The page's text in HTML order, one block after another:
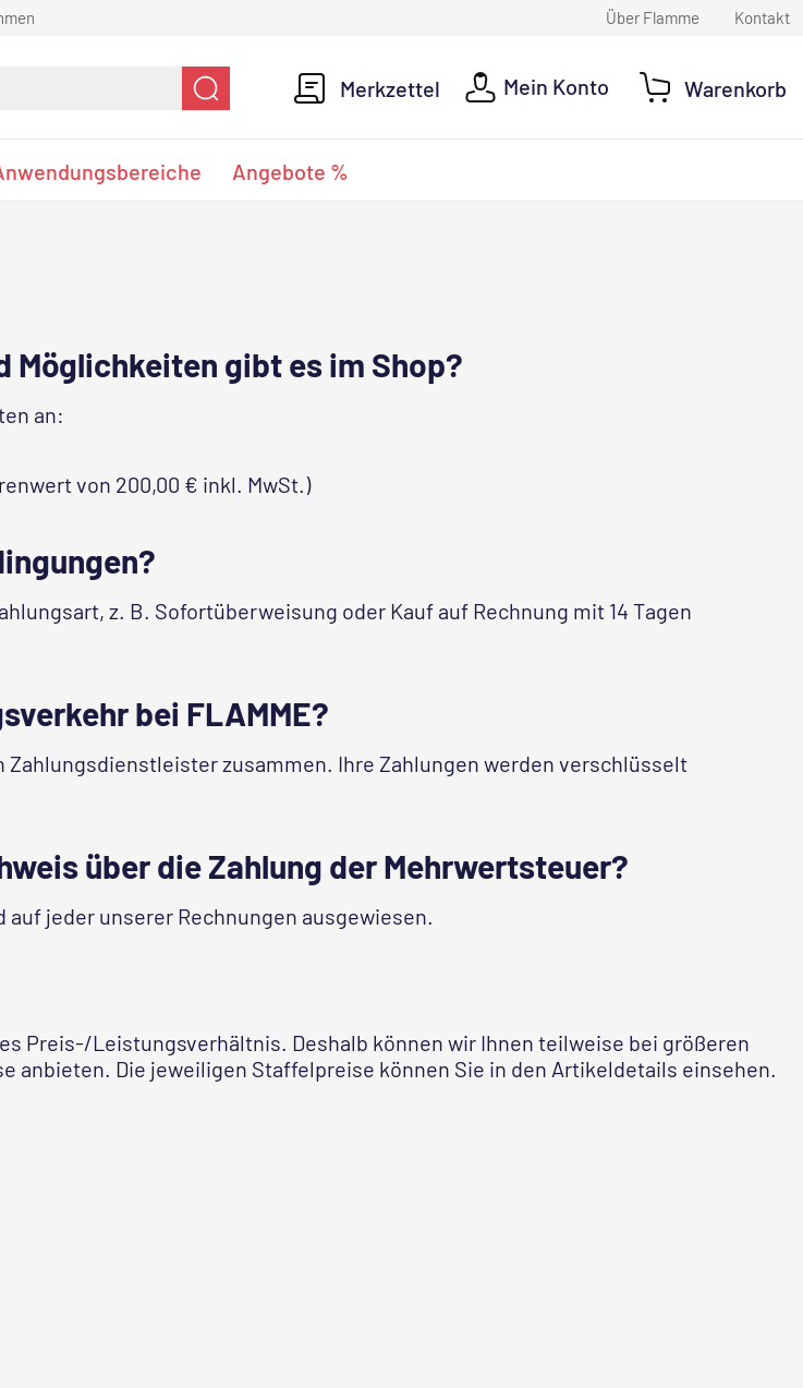
Über Flamme Kontakt
Merkzettel Mein Konto Warenkorb
Angebote %
Möglichkeiten gibt es im Shop?
an:
von 200,00 € inkl. MwSt.)
z. B. Sofortüberweisung oder Kauf auf Rechnung mit 14 Tagen
bei FLAMME?
zusammen. Ihre Zahlungen werden verschlüsselt
über die Zahlung der Mehrwertsteuer?
jeder unserer Rechnungen ausgewiesen.
Preis-/Leistungsverhältnis. Deshalb können wir Ihnen teilweise bei größeren
anbieten. Die jeweiligen Staffelpreise können Sie in den Artikeldetails einsehen.